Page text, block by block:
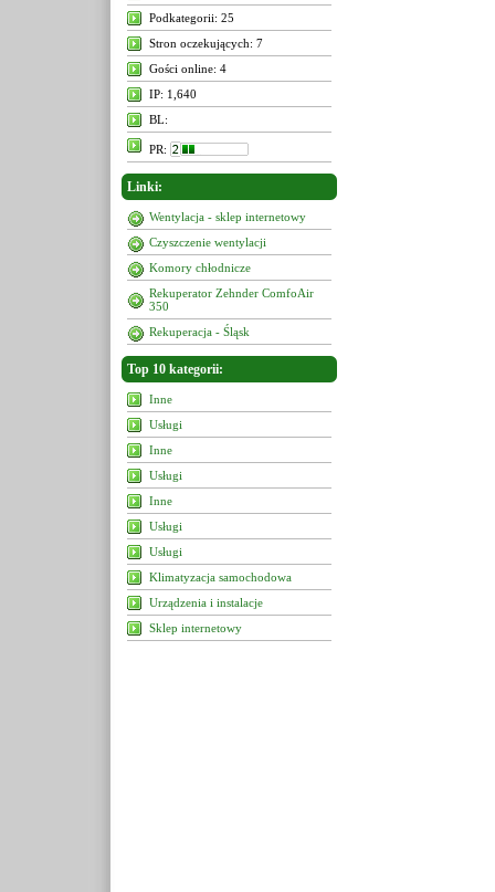
Podkategorii: 25
Stron oczekujących: 7
Gości online: 4
IP: 1,640
BL:
PR:
Linki:
Wentylacja - sklep internetowy
Czyszczenie wentylacji
Komory chłodnicze
Rekuperator Zehnder ComfoAir
350
Rekuperacja - Śląsk
Top 10 kategorii:
Inne
Usługi
Inne
Usługi
Inne
Usługi
Usługi
Klimatyzacja samochodowa
Urządzenia i instalacje
Sklep internetowy